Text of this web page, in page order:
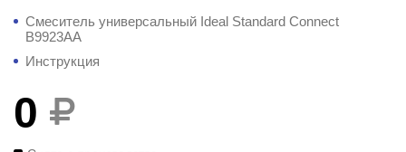
Смеситель универсальный Ideal Standard Connect
B9923AA
Инструкция
0